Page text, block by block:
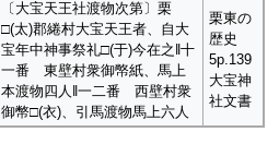
〔大宝天王社渡物次第〕栗
□(太)郡綣村大宝天王者、自大
宝年中神事祭礼□(于)今在之‖十
一番 東壁村衆御幤紙、馬上
本渡物四人‖一二番 西壁村衆
御幣□(衣)、引馬渡物馬上六人
栗東の
歴史
5p.139
大宝神
社文書